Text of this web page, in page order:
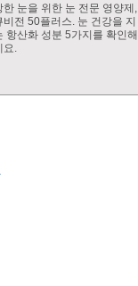
한 눈을 위한 눈 전문 영양제,
비전 50플러스. 눈 건강을 지
항산화 성분 5가지를 확인해
.